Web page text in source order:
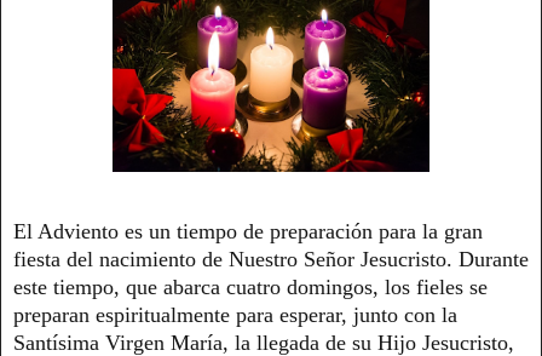
El Adviento es un tiempo de preparación para la gran
fiesta del nacimiento de Nuestro Señor Jesucristo. Durante
este tiempo, que abarca cuatro domingos, los fieles se
preparan espiritualmente para esperar, junto con la
Santísima Virgen María, la llegada de su Hijo Jesucristo,